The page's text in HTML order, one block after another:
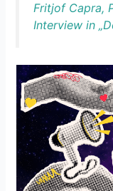
Fritjof Capra,
Interview in